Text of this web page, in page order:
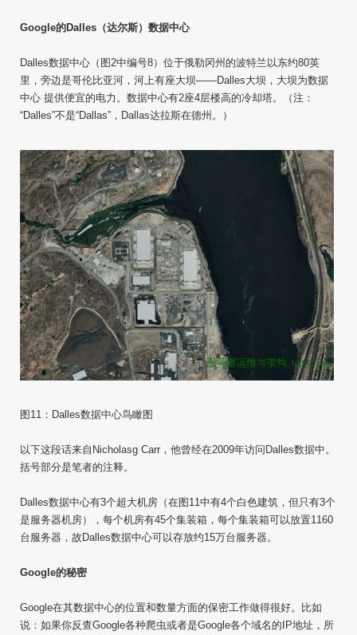
Google的Dalles（达尔斯）数据中心
Dalles数据中心（图2中编号8）位于俄勒冈州的波特兰以东约80英
里，旁边是哥伦比亚河，河上有座大坝——Dalles大坝，大坝为数据
中心 提供便宜的电力。数据中心有2座4层楼高的冷却塔。（注：
“Dalles”不是“Dallas”，Dallas达拉斯在德州。）
图11：Dalles数据中心鸟瞰图
以下这段话来自Nicholasg Carr，他曾经在2009年访问Dalles数据中。
括号部分是笔者的注释。
Dalles数据中心有3个超大机房（在图11中有4个白色建筑，但只有3个
是服务器机房），每个机房有45个集装箱，每个集装箱可以放置1160
台服务器，故Dalles数据中心可以存放约15万台服务器。
Google的秘密
Google在其数据中心的位置和数量方面的保密工作做得很好。比如
说：如果你反查Google各种爬虫或者是Google各个域名的IP地址，所